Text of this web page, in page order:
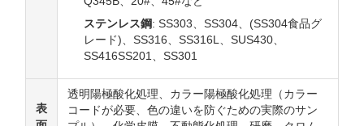
ステンレス鋼: SS303、SS304、(SS304食品グ
レード)、SS316、SS316L、SUS430、
SS416SS201、SS301
表
透明陽極酸化処理、カラー陽極酸化処理（カラー
コードが必要、色の違いを防ぐための実際のサン